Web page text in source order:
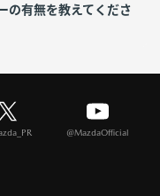
の有無を教えてくださ
@MazdaOfficial